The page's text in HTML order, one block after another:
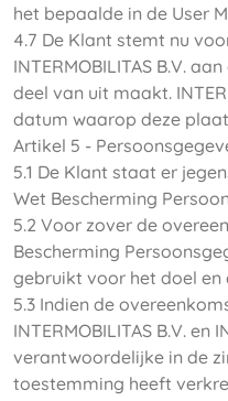
het bepaalde in de User
4.7 De Klant stemt nu
INTERMOBILITAS B.V.
deel van uit maakt.
datum waarop deze
Artikel 5 -
5.1 De Klant staat er
Wet Bescherming
5.2 Voor zover de
Bescherming
gebruikt voor het doel en
5.3 Indien de
INTERMOBILITAS B.V.
verantwoordelijke in de
toestemming heeft